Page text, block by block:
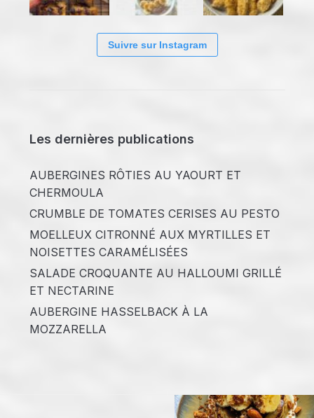
Suivre sur Instagram
Les dernières publications
AUBERGINES RÔTIES AU YAOURT ET
CHERMOULA
CRUMBLE DE TOMATES CERISES AU PESTO
MOELLEUX CITRONNÉ AUX MYRTILLES ET
NOISETTES CARAMÉLISÉES
SALADE CROQUANTE AU HALLOUMI GRILLÉ
ET NECTARINE
AUBERGINE HASSELBACK À LA
MOZZARELLA